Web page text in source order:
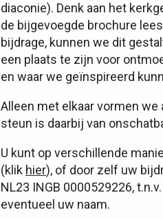
diaconie). Denk aan het
de bijgevoegde brochure
bijdrage, kunnen we dit
een plaats te zijn voor
en waar we geïnspireerd
Alleen met elkaar vormen
steun is daarbij van
U kunt op verschillende
(klik hier), of door zelf uw
NL23 INGB 0000529226,
eventueel uw naam.